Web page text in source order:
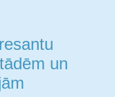
un